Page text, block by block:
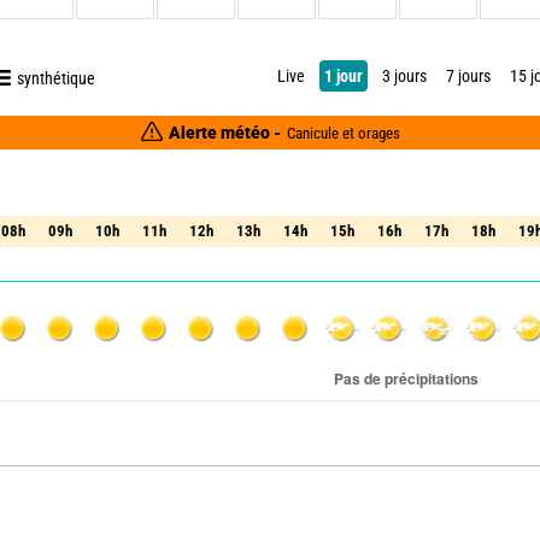
synthétique Live 1 jour 3 jours 7 jours 15
Alerte météo - Canicule et orages
08h 09h 10h 11h 12h 13h 14h 15h 16h 17h 18h
08h 09h 10h 11h 12h 13h 14h 15h 16h 17h 18h 19h